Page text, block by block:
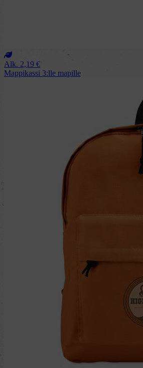
Alk. 2,19 €
Mappikassi 3:lle mapille